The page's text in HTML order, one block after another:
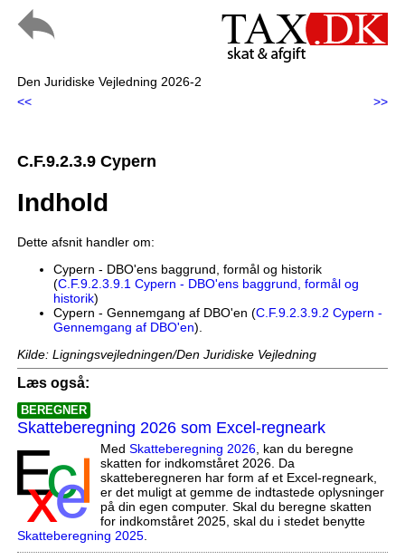
Den Juridiske Vejledning 2026-2
<<
>>
C.F.9.2.3.9 Cypern
Indhold
Dette afsnit handler om:
Cypern - DBO'ens baggrund, formål og historik
(C.F.9.2.3.9.1 Cypern - DBO'ens baggrund, formål og
historik)
Cypern - Gennemgang af DBO'en (C.F.9.2.3.9.2 Cypern -
Gennemgang af DBO'en).
Kilde: Ligningsvejledningen/Den Juridiske Vejledning
Læs også:
BEREGNER
Skatteberegning 2026 som Excel-regneark
Med Skatteberegning 2026, kan du beregne
skatten for indkomståret 2026. Da
skatteberegneren har form af et Excel-regneark,
er det muligt at gemme de indtastede oplysninger
på din egen computer. Skal du beregne skatten
for indkomståret 2025, skal du i stedet benytte
Skatteberegning 2025.